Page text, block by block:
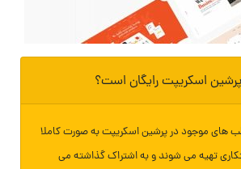
اسکریپت رایگان است؟
های موجود در پرشین اسکریپت به صورت کاملا
تهیه می شوند و به اشتراک گذاشته می